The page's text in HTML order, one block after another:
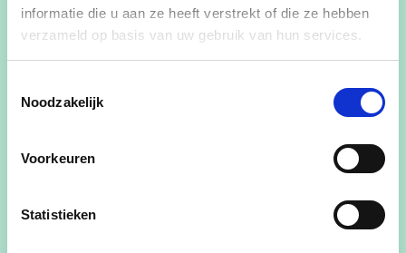
informatie die u aan ze heeft verstrekt of die ze hebben
verzameld op basis van uw gebruik van hun services.
Noodzakelijk
Voorkeuren
Statistieken
Ik woon graag in Herentals, een stad die
geborgen en rustig is, precies op mensenmaat.
Een samenleving waar we zorgzaam met elkaar
wie het moeilijker heeft. Waar iedereen zich
welkom voelt en samen bouwen we aan een